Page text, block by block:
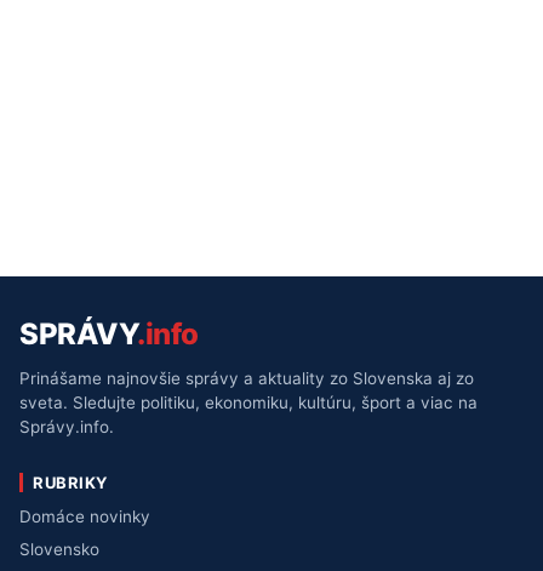
SPRÁVY.info
Prinášame najnovšie správy a aktuality zo Slovenska aj zo
sveta. Sledujte politiku, ekonomiku, kultúru, šport a viac na
Správy.info.
RUBRIKY
Domáce novinky
Slovensko